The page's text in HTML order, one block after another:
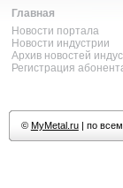
Главная
Новости портала
Новости индустрии
Архив новостей
Регистрация
© MyMetal.ru| по